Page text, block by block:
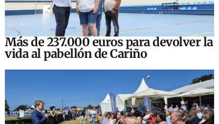
Más de 237.000 euros para devolver la
vida al pabellón de Cariño